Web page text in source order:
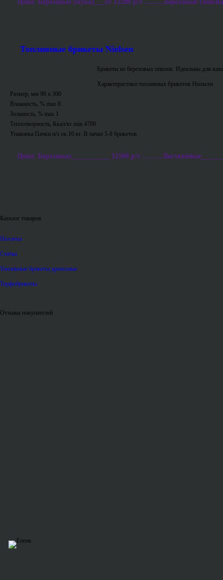
Цена: Березовые (мука)___от 12200 р/т ..........Березовые
Топливные брикеты Nielsen
Брикеты из березовых опилок. Идеальны для
Характеристики топливных брикетов Нильсен
Размер, мм 90 х 300
Влажность, % max 8
Зольность, % max 1
Теплотворность, Ккал/кг min 4700
Упаковка Пачки п/э ок.10 кг. В пачке 5-8 брикетов
Цена: Березовые___________ 12500 р/т
Каталог товаров
Пеллеты
Статьи
Топливные брикеты древесные
Торфобрикеты
Отзывы покупателей